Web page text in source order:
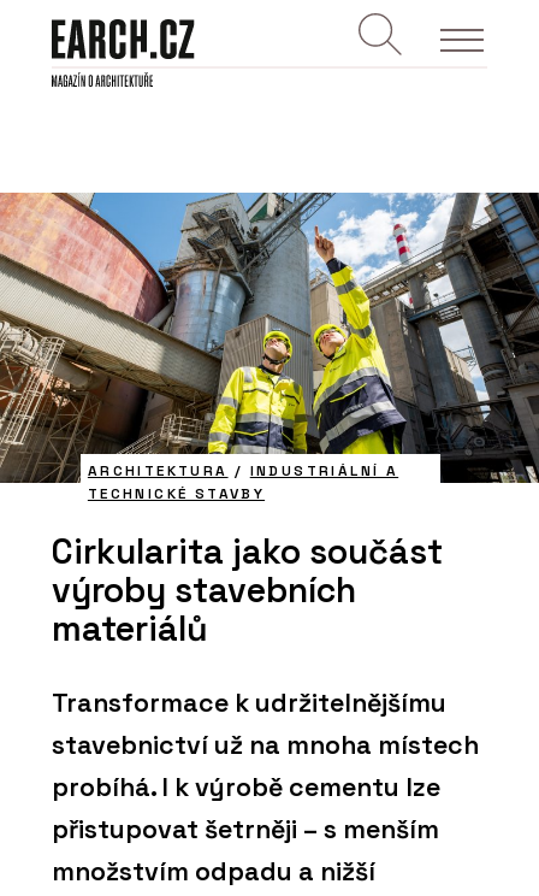
ARCHITEKTURA / INDUSTRIÁLNÍ A
TECHNICKÉ STAVBY
Cirkularita jako součást
výroby stavebních
materiálů
Transformace k udržitelnějšímu
stavebnictví už na mnoha místech
probíhá. I k výrobě cementu lze
přistupovat šetrněji – s menším
množstvím odpadu a nižší